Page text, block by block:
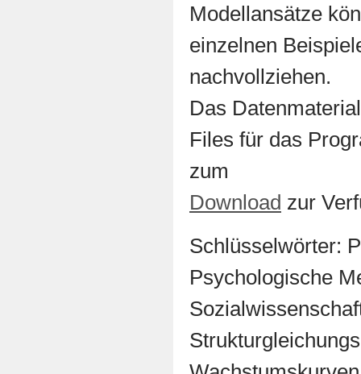
Modellansätze
einzelnen
nachvollziehen.
Das
Files für das
zum
Download zur
Schlüsselwörter:
Psychologische